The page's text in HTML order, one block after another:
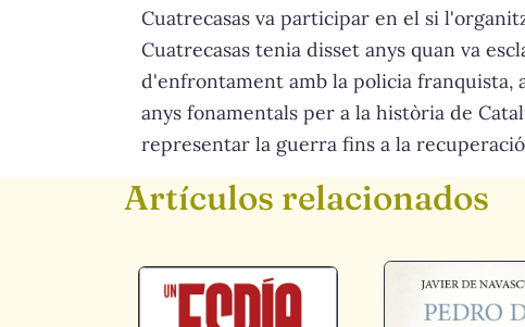
Cuatrecasas va participar en el si
Cuatrecasas tenia disset anys quan va
d'enfrontament amb la policia franquista,
anys fonamentals per a la història de
representar la guerra fins a la
Artículos relacionados